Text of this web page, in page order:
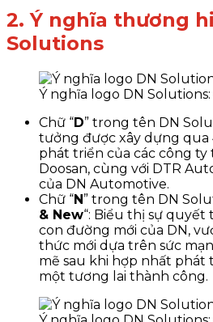
2. Ý nghĩa thương
Solutions
Ý nghĩa logo DN Solutions:
Chữ “D” trong tên DN
tưởng được xây dựng qua
phát triển của các công ty
Doosan, cùng với DTR
của DN Automotive.
Chữ “N” trong tên DN
& New“: Biểu thị sự
con đường mới của DN,
thức mới dựa trên sức
mẽ sau khi hợp nhất phát
một tương lai thành công.